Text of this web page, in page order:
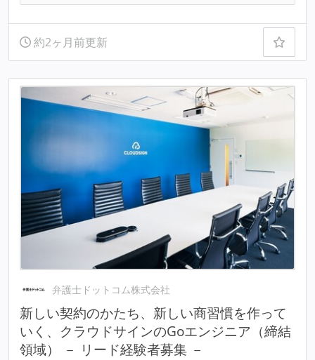
約2ヶ月前更新
弁護士ドットコム株式会社
新しい契約のかたち、新しい商習慣を作って
いく、クラウドサインのGoエンジニア（締結
領域） － リード経験者募集 －